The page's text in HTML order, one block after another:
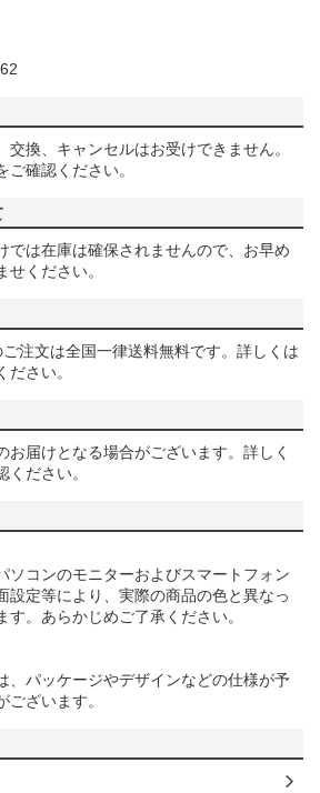
交換、キャンセルはお受けできません。
ご確認ください。
では在庫は確保されませんので、お早め
ください。
注文は全国一律送料無料です。詳しくは
ださい。
お届けとなる場合がございます。詳しく
ください。
ソコンのモニターおよびスマートフォン
設定等により、実際の商品の色と異なっ
す。あらかじめご了承ください。
、パッケージやデザインなどの仕様が予
ざいます。